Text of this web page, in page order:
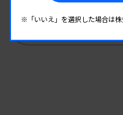
※「いいえ」を選択した場合は株